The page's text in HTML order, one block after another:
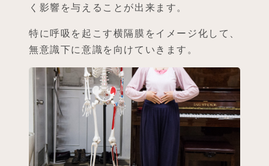
く影響を与えることが出来ます。
特に呼吸を起こす横隔膜をイメージ化して、
無意識下に意識を向けていきます。